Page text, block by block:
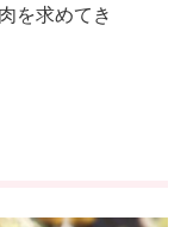
を求めてき